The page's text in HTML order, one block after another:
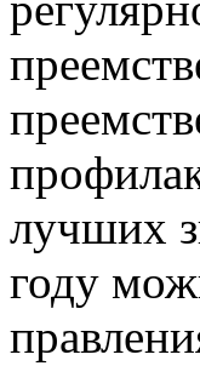
лучших
году